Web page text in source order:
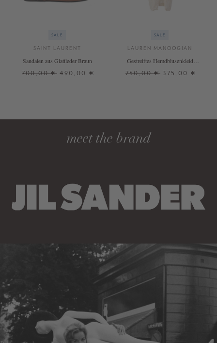
SALE
SAINT LAURENT
Sandalen aus Glattleder Braun
700,00 € 490,00 €
SALE
LAUREN MANOOGIAN
Gestreiftes Hemdblusenkleid
750,00 € 375,00 €
DETAILS
meet the brand